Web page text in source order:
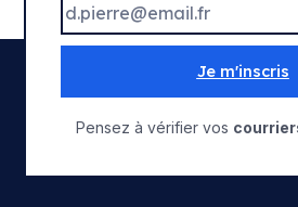
Je m'inscris
Pensez à vérifier vos